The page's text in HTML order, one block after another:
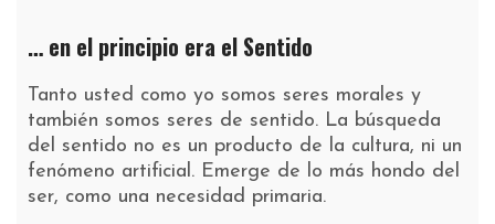
… en el principio era el Sentido
Tanto usted como yo somos seres morales y
también somos seres de sentido. La búsqueda
del sentido no es un producto de la cultura, ni un
fenómeno artificial. Emerge de lo más hondo del
ser, como una necesidad primaria.